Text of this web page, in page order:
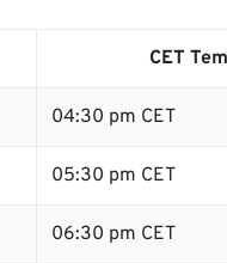
CET
04:30 pm CET
05:30 pm CET
06:30 pm CET